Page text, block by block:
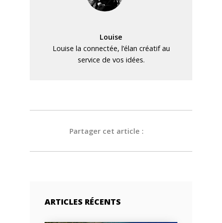
Louise
Louise la connectée, l’élan créatif au
service de vos idées.
Partager cet article :
ARTICLES RÉCENTS